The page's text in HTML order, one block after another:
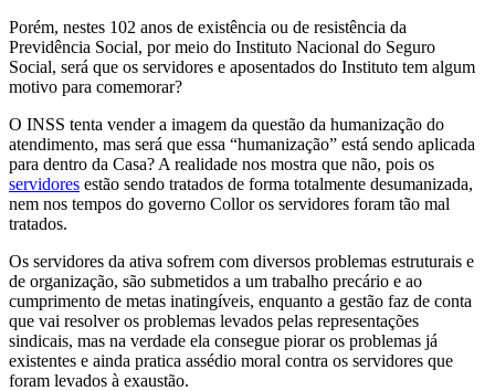
Porém, nestes 102 anos de existência ou de resistência da
Previdência Social, por meio do Instituto Nacional do Seguro
Social, será que os servidores e aposentados do Instituto tem algum
motivo para comemorar?
O INSS tenta vender a imagem da questão da humanização do
atendimento, mas será que essa “humanização” está sendo aplicada
para dentro da Casa? A realidade nos mostra que não, pois os
servidores estão sendo tratados de forma totalmente desumanizada,
nem nos tempos do governo Collor os servidores foram tão mal
tratados.
Os servidores da ativa sofrem com diversos problemas estruturais e
de organização, são submetidos a um trabalho precário e ao
cumprimento de metas inatingíveis, enquanto a gestão faz de conta
que vai resolver os problemas levados pelas representações
sindicais, mas na verdade ela consegue piorar os problemas já
existentes e ainda pratica assédio moral contra os servidores que
foram levados à exaustão.